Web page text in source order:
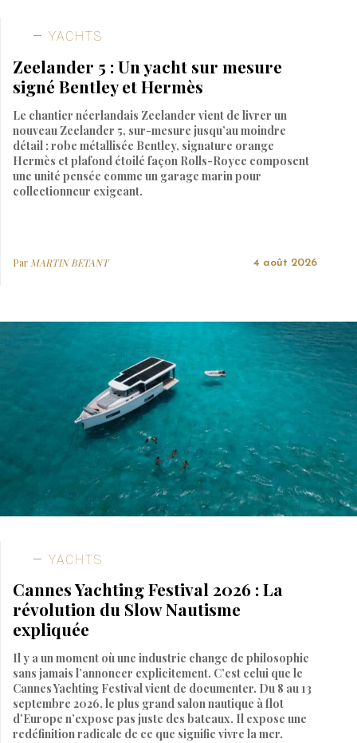
YACHTS
Zeelander 5 : Un yacht sur mesure
signé Bentley et Hermès
Le chantier néerlandais Zeelander vient de livrer un
nouveau Zeelander 5, sur-mesure jusqu’au moindre
détail : robe métallisée Bentley, signature orange
Hermès et plafond étoilé façon Rolls-Royce composent
une unité pensée comme un garage marin pour
collectionneur exigeant.
Par MARTIN BETANT 4 août 2026
YACHTS
Cannes Yachting Festival 2026 : La
révolution du Slow Nautisme
expliquée
Il y a un moment où une industrie change de philosophie
sans jamais l’annoncer explicitement. C’est celui que le
Cannes Yachting Festival vient de documenter. Du 8 au 13
septembre 2026, le plus grand salon nautique à flot
d’Europe n’expose pas juste des bateaux. Il expose une
redéfinition radicale de ce que signifie vivre la mer.